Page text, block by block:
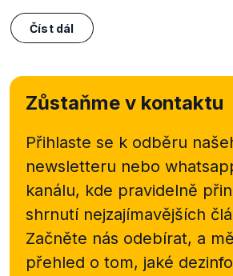
Číst dál
Zůstaňme v kontaktu
Přihlaste se k odběru
newsletteru nebo
kanálu, kde pravidelně
shrnutí nejzajímavějších
Začněte nás odebírat, a
přehled o tom, jaké